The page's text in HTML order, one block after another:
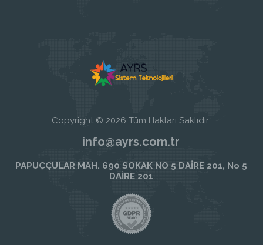
Copyright © 2026 Tüm Hakları Saklıdır.
info@ayrs.com.tr
PAPUÇÇULAR MAH. 690 SOKAK NO 5 DAİRE 201, No 5
DAİRE 201